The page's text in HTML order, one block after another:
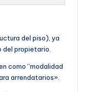
del piso), ya
del propietario.
como “modalidad
arrendatarios».